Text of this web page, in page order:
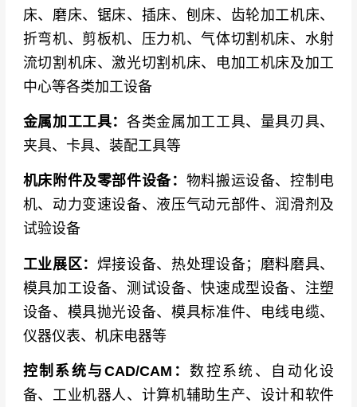
鲁信四砂、江苏邦富莱、山东信发磨料、宁波万
福磨具、连云港沃鑫、河南恒升磨具、河南聚创
磨具、青岛海狮砂轮、郑州锐利磨具、青岛创力
工具
床、磨床、锯床、插床、刨床、齿轮加工机床、
折弯机、剪板机、压力机、气体切割机床、水射
流切割机床、激光切割机床、电加工机床及加工
中心等各类加工设备
金属加工工具：各类金属加工工具、量具刃具、
夹具、卡具、装配工具等
机床附件及零部件设备： 物料搬运设备、控制电
机、动力变速设备、液压气动元部件、润滑剂及
试验设备
工业展区： 焊接设备、热处理设备；磨料磨具、
模具加工设备、测试设备、快速成型设备、注塑
设备、模具抛光设备、模具标准件、电线电缆、
仪器仪表、机床电器等
控制系统与CAD/CAM：数控系统、自动化设
备、工业机器人、计算机辅助生产、设计和软件